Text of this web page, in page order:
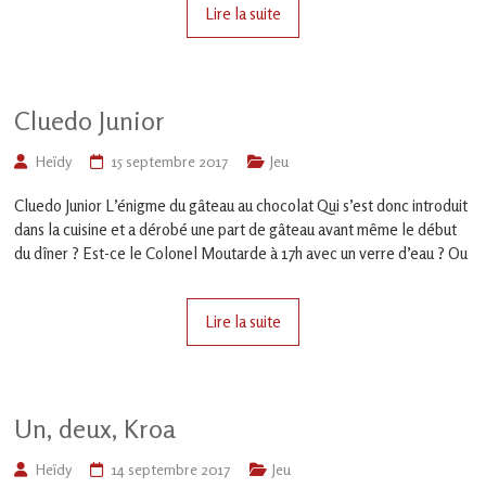
Lire la suite
Cluedo Junior
Heïdy 15 septembre 2017 Jeu
Cluedo Junior L’énigme du gâteau au chocolat Qui s’est donc introduit
dans la cuisine et a dérobé une part de gâteau avant même le début
du dîner ? Est-ce le Colonel Moutarde à 17h avec un verre d’eau ? Ou
Lire la suite
Un, deux, Kroa
Heïdy 14 septembre 2017 Jeu